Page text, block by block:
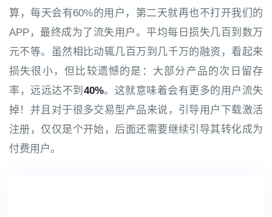
算，每天会有60%的用户，第二天就再也不打开我们的
APP，最终成为了流失用户。平均每日损失几百到数万
元不等。虽然相比动辄几百万到几千万的融资，看起来
损失很小，但比较遗憾的是：大部分产品的次日留存
率，远远达不到 40%。这就意味着会有更多的用户流失
掉！并且对于很多交易型产品来说，引导用户下载激活
注册，仅仅是个开始，后面还需要继续引导其转化成为
付费用户。